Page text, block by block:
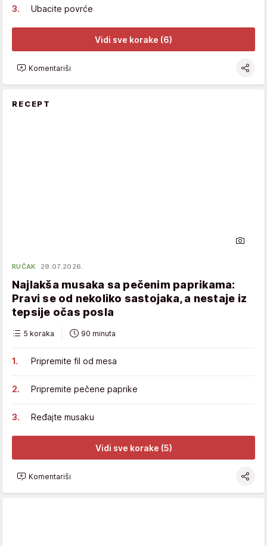
Ubacite povrće
Vidi sve korake (6)
Komentariši
RECEPT
RUČAK 29.07.2026.
Najlakša musaka sa pečenim paprikama:
Pravi se od nekoliko sastojaka, a nestaje iz
tepsije očas posla
5 koraka 90 minuta
Pripremite fil od mesa
Pripremite pečene paprike
Ređajte musaku
Vidi sve korake (5)
Komentariši